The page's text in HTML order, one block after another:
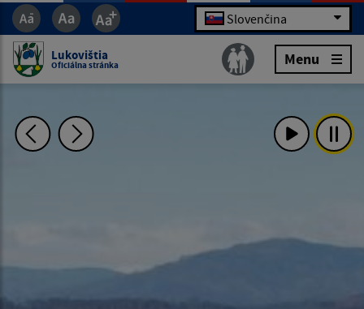
Slovenčina
Lukovištia
Oficiálna stránka Menu